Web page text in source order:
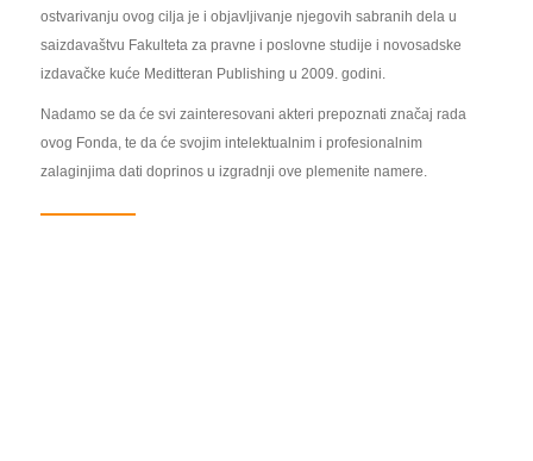
ostvarivanju ovog cilja je i objavljivanje njegovih sabranih dela u
saizdavaštvu Fakulteta za pravne i poslovne studije i novosadske
izdavačke kuće Meditteran Publishing u 2009. godini.
Nadamo se da će svi zainteresovani akteri prepoznati značaj rada
ovog Fonda, te da će svojim intelektualnim i profesionalnim
zalaginjima dati doprinos u izgradnji ove plemenite namere.